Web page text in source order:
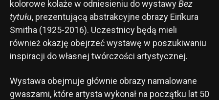
kolorowe kolaże w odniesieniu do wystawyBez
tytułu, prezentującą abstrakcyjne obrazy Eiríkura
Smitha (1925-2016). Uczestnicy będą mieli
również okazję obejrzeć wystawę w poszukiwaniu
inspiracji do własnej twórczości artystycznej.
Wystawa obejmuje głównie obrazy namalowane
gwaszami, które artysta wykonał na początku lat 50